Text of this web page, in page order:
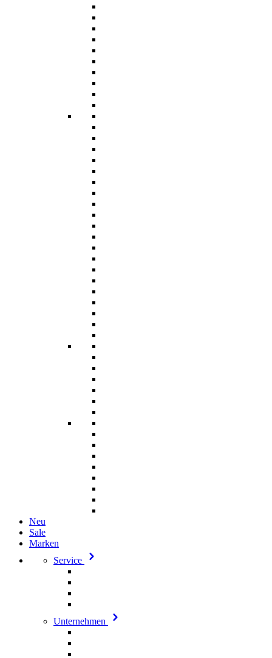
Neu
Sale
Marken
Service
Unternehmen